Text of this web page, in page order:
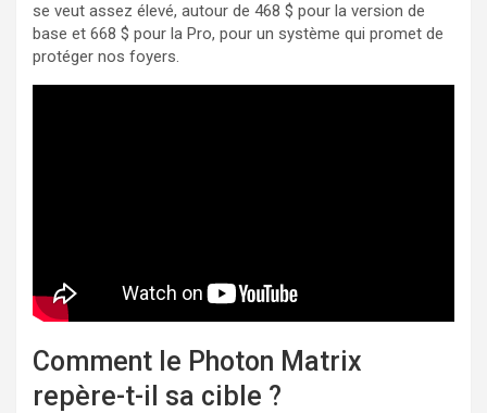
se veut assez élevé, autour de 468 $ pour la version de
base et 668 $ pour la Pro, pour un système qui promet de
protéger nos foyers.
Comment le Photon Matrix
repère-t-il sa cible ?